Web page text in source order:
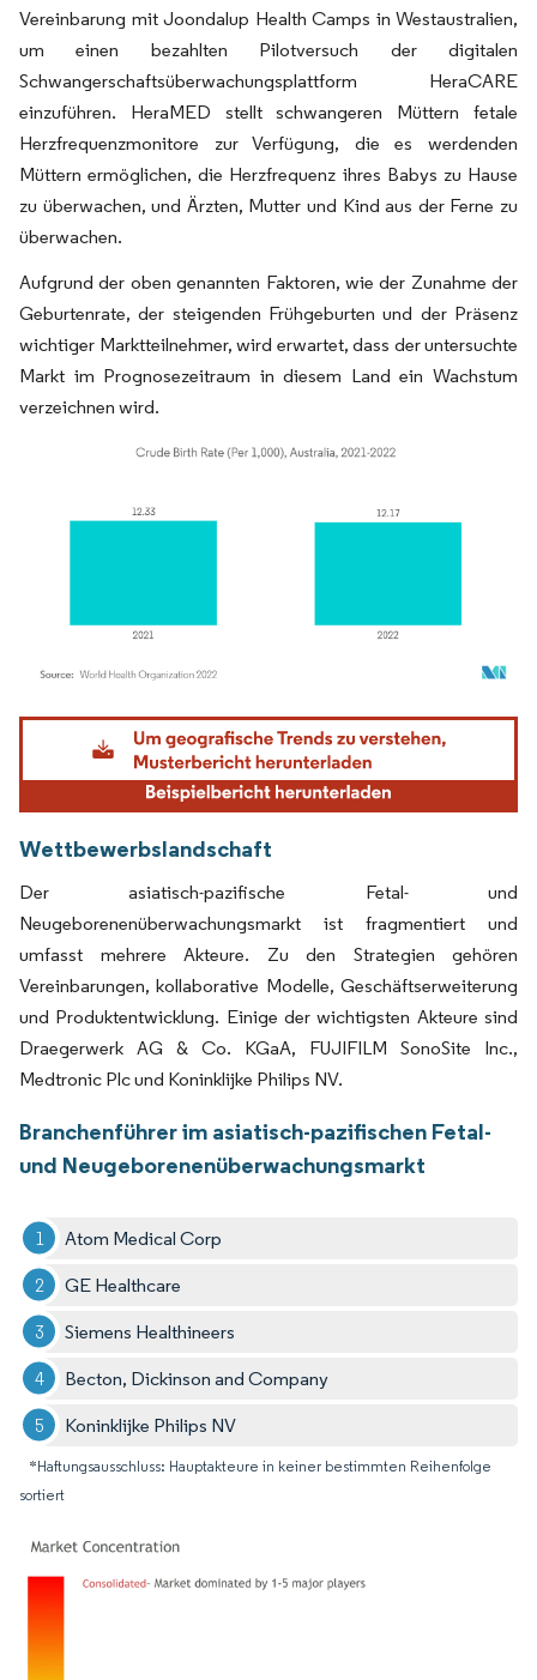
Vereinbarung mit Joondalup Health Camps in Westaustralien,
um einen bezahlten Pilotversuch der digitalen
Schwangerschaftsüberwachungsplattform HeraCARE
einzuführen. HeraMED stellt schwangeren Müttern fetale
Herzfrequenzmonitore zur Verfügung, die es werdenden
Müttern ermöglichen, die Herzfrequenz ihres Babys zu Hause
zu überwachen, und Ärzten, Mutter und Kind aus der Ferne zu
überwachen.
Aufgrund der oben genannten Faktoren, wie der Zunahme der
Geburtenrate, der steigenden Frühgeburten und der Präsenz
wichtiger Marktteilnehmer, wird erwartet, dass der untersuchte
Markt im Prognosezeitraum in diesem Land ein Wachstum
verzeichnen wird.
Bild © Mordor Intelligence. Wiederverwendung erfordert Namensnennung gemäß
Wettbewerbslandschaft
Der asiatisch-pazifische Fetal- und
Neugeborenenüberwachungsmarkt ist fragmentiert und
umfasst mehrere Akteure. Zu den Strategien gehören
Vereinbarungen, kollaborative Modelle, Geschäftserweiterung
und Produktentwicklung. Einige der wichtigsten Akteure sind
Draegerwerk AG & Co. KGaA, FUJIFILM SonoSite Inc.,
Medtronic Plc und Koninklijke Philips NV.
Branchenführer im asiatisch-pazifischen Fetal-
und Neugeborenenüberwachungsmarkt
Atom Medical Corp
GE Healthcare
Siemens Healthineers
Becton, Dickinson and Company
Koninklijke Philips NV
*Haftungsausschluss: Hauptakteure in keiner bestimmten Reihenfolge
sortiert